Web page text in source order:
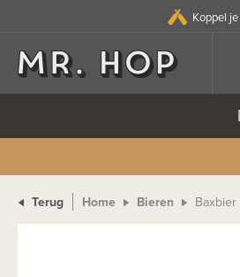
Koppel
Terug Home Bieren